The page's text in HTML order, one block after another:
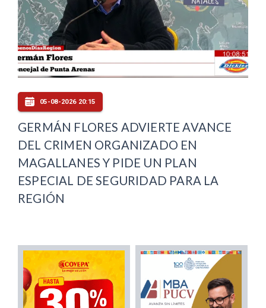
05-08-2026 20:15
GERMÁN FLORES ADVIERTE AVANCE
DEL CRIMEN ORGANIZADO EN
MAGALLANES Y PIDE UN PLAN
ESPECIAL DE SEGURIDAD PARA LA
REGIÓN